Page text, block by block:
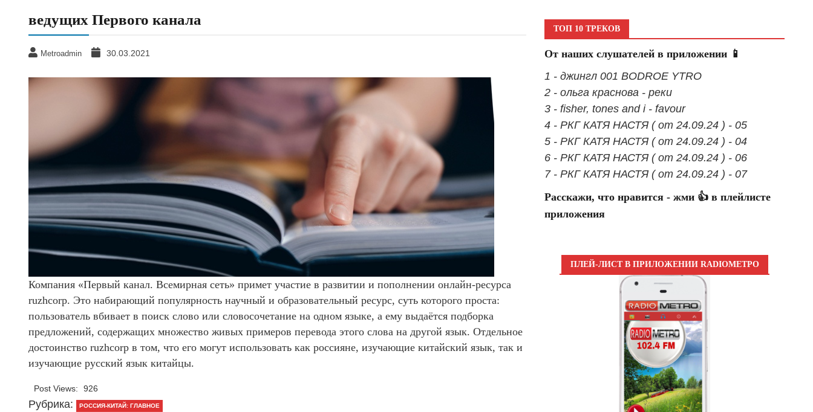
ведущих Первого канала
Metroadmin 30.03.2021
Компания «Первый канал. Всемирная сеть» примет участие в развитии и пополнении онлайн-ресурса
ruzhcorp. Это набирающий популярность научный и образовательный ресурс, суть которого проста:
пользователь вбивает в поиск слово или словосочетание на одном языке, а ему выдаётся подборка
предложений, содержащих множество живых примеров перевода этого слова на другой язык. Отдельное
достоинство ruzhcorp в том, что его могут использовать как россияне, изучающие китайский язык, так и
изучающие русский язык китайцы.
Post Views: 926
Рубрика: РОССИЯ-КИТАЙ: ГЛАВНОЕ
ТОП 10 ТРЕКОВ
От наших слушателей в приложении 📱
1 - джингл 001 BODROE YTRO
2 - ольга краснова - реки
3 - fisher, tones and i - favour
4 - РКГ КАТЯ НАСТЯ ( от 24.09.24 ) - 05
5 - РКГ КАТЯ НАСТЯ ( от 24.09.24 ) - 04
6 - РКГ КАТЯ НАСТЯ ( от 24.09.24 ) - 06
7 - РКГ КАТЯ НАСТЯ ( от 24.09.24 ) - 07
Расскажи, что нравится - жми 👍 в плейлисте
приложения
ПЛЕЙ-ЛИСТ В ПРИЛОЖЕНИИ RADIOМЕТРО